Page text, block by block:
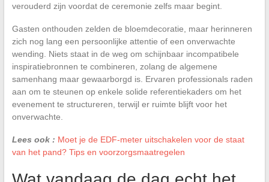
verouderd zijn voordat de ceremonie zelfs maar begint.
Gasten onthouden zelden de bloemdecoratie, maar herinneren
zich nog lang een persoonlijke attentie of een onverwachte
wending. Niets staat in de weg om schijnbaar incompatibele
inspiratiebronnen te combineren, zolang de algemene
samenhang maar gewaarborgd is. Ervaren professionals raden
aan om te steunen op enkele solide referentiekaders om het
evenement te structureren, terwijl er ruimte blijft voor het
onverwachte.
Lees ook : Moet je de EDF-meter uitschakelen voor de staat
van het pand? Tips en voorzorgsmaatregelen